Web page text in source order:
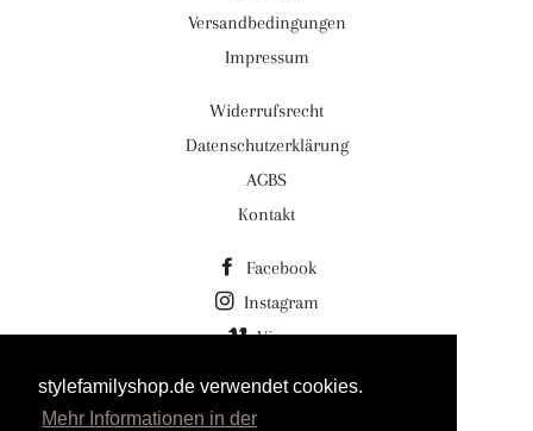
stylefamilyshop.de verwendet cookies.
Mehr Informationen in der
Versandbedingungen
Impressum
Widerrufsrecht
Datenschutzerklärung
AGBS
Kontakt
Facebook
Instagram
Vimeo
© 2026,Stylefamilyshop.de Stylefamily GmbH
Powered by Shopify